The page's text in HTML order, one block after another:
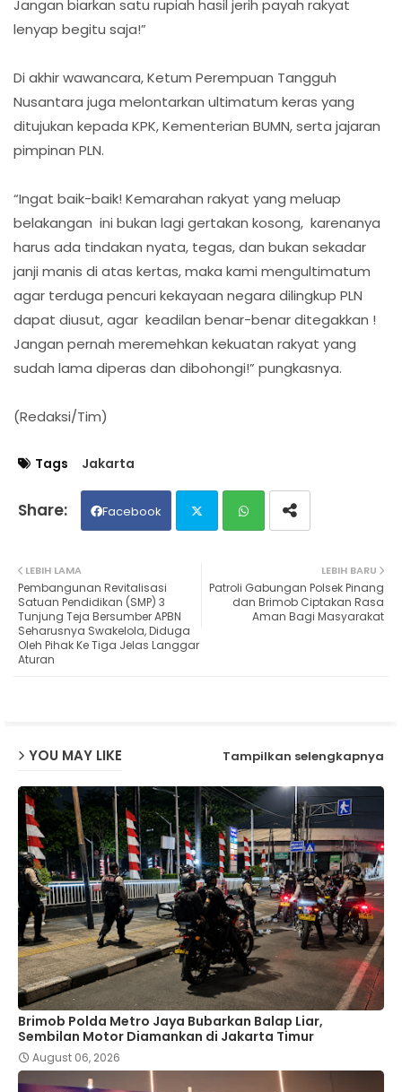
Jangan biarkan satu rupiah hasil jerih payah rakyat
lenyap begitu saja!”
Di akhir wawancara, Ketum Perempuan Tangguh
Nusantara juga melontarkan ultimatum keras yang
ditujukan kepada KPK, Kementerian BUMN, serta jajaran
pimpinan PLN.
“Ingat baik-baik! Kemarahan rakyat yang meluap
belakangan ini bukan lagi gertakan kosong, karenanya
harus ada tindakan nyata, tegas, dan bukan sekadar
janji manis di atas kertas, maka kami mengultimatum
agar terduga pencuri kekayaan negara dilingkup PLN
dapat diusut, agar keadilan benar-benar ditegakkan !
Jangan pernah meremehkan kekuatan rakyat yang
sudah lama diperas dan dibohongi!” pungkasnya.
(Redaksi/Tim)
Tags Jakarta
Facebook
ats
LEBIH BARU
Patroli Gabungan Polsek Pinang
dan Brimob Ciptakan Rasa
Aman Bagi Masyarakat
LEBIH LAMA
Pembangunan Revitalisasi
Satuan Pendidikan (SMP) 3
Tunjung Teja Bersumber APBN
Seharusnya Swakelola, Diduga
Oleh Pihak Ke Tiga Jelas Langgar
Aturan
YOU MAY LIKE Tampilkan selengkapnya
Brimob Polda Metro Jaya Bubarkan Balap Liar,
Sembilan Motor Diamankan di Jakarta Timur
August 06, 2026